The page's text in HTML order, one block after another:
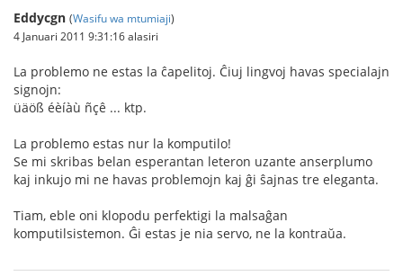
Eddycgn (Wasifu wa mtumiaji)
4 Januari 2011 9:31:16 alasiri
La problemo ne estas la ĉapelitoj. Ĉiuj lingvoj havas specialajn
signojn:
üäöß éèíàù ñçê ... ktp.
La problemo estas nur la komputilo!
Se mi skribas belan esperantan leteron uzante anserplumo
kaj inkujo mi ne havas problemojn kaj ĝi ŝajnas tre eleganta.
Tiam, eble oni klopodu perfektigi la malsaĝan
komputilsistemon. Ĝi estas je nia servo, ne la kontraŭa.